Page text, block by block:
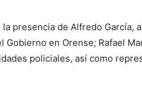
presencia de Alfredo García,
Gobierno en Orense; Rafael
policiales, así como